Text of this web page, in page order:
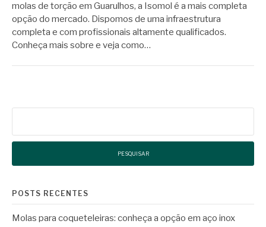
molas de torção em Guarulhos, a Isomol é a mais completa
opção do mercado. Dispomos de uma infraestrutura
completa e com profissionais altamente qualificados.
Conheça mais sobre e veja como…
POSTS RECENTES
Molas para coqueteleiras: conheça a opção em aço inox